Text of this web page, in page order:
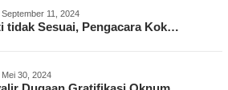
September 11, 2024
tidak Sesuai, Pengacara Kok…
Mei 30, 2024